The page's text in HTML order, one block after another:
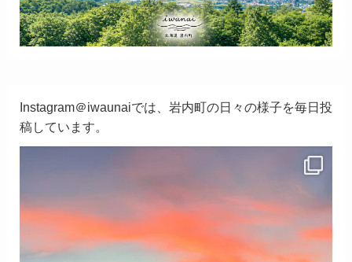
Instagram＠iwaunaiでは、岩内町の日々の様子を毎日投
稿しています。